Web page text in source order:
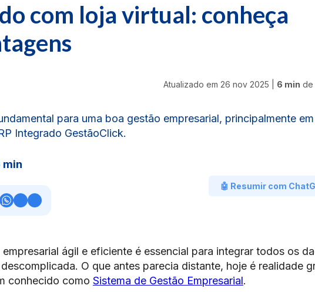
com loja virtual: conheça
Atualizado em 26 nov 2025 6 min de
para uma boa gestão empresarial, principalmente
Integrado GestãoClick.
min
🤖 Resumir com
ágil e eficiente é essencial para integrar todos os
O que antes parecia distante, hoje é realidade
conhecido como Sistema de Gestão Empresarial.